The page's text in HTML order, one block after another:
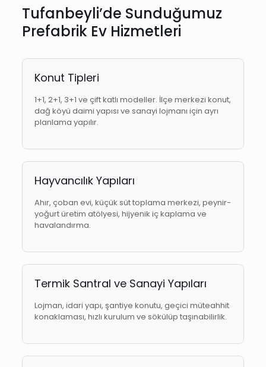
Tufanbeyli’de Sunduğumuz
Prefabrik Ev Hizmetleri
Konut Tipleri
1+1, 2+1, 3+1 ve çift katlı modeller. İlçe merkezi konut,
dağ köyü daimi yapısı ve sanayi lojmanı için ayrı
planlama yapılır.
Hayvancılık Yapıları
Ahır, çoban evi, küçük süt toplama merkezi, peynir-
yoğurt üretim atölyesi, hijyenik iç kaplama ve
havalandırma.
Termik Santral ve Sanayi Yapıları
Lojman, idari yapı, şantiye konutu, geçici müteahhit
konaklaması, hızlı kurulum ve sökülüp taşınabilirlik.